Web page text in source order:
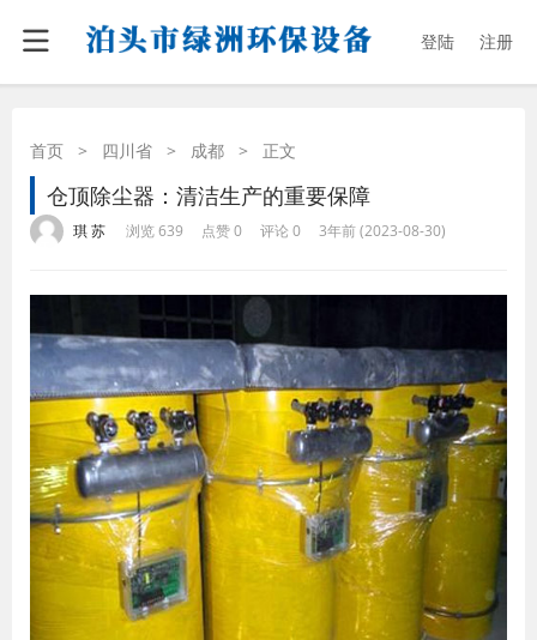
登陆 注册
首页 > 四川省 > 成都 > 正文
仓顶除尘器：清洁生产的重要保障
琪 苏 浏览 639 点赞 0 评论 0 3年前 (2023-08-30)